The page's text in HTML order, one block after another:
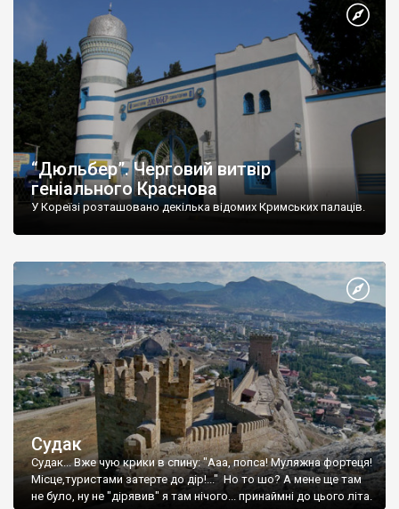
“Дюльбер”. Черговий витвір
геніального Краснова
У Кореїзі розташовано декілька відомих Кримських палаців.
Судак
Судак... Вже чую крики в спину: "Ааа, попса! Муляжна фортеця!
Місце,туристами затерте до дір!..." Но то шо? А мене ще там
не було, ну не "дірявив" я там нічого... принаймні до цього літа.